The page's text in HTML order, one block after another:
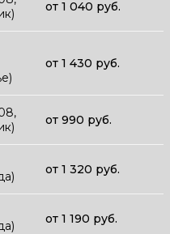
от 1 040 руб.
от 1 430 руб.
от 990 руб.
от 1 320 руб.
от 1 190 руб.